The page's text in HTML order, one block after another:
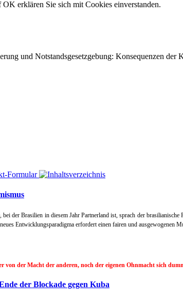
und Notstandsgesetzgebung: Konsequenzen
der Brasilien in diesem Jahr Partnerland ist, sprach der
Entwicklungsparadigma erfordert einen fairen und ausgewogenen
von der Macht der anderen, noch der eigenen Ohnmacht sich
der Blockade gegen Kuba
erklären Sie sich mit Cookies einverstanden.